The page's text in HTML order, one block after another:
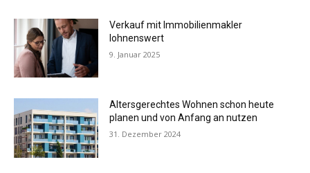
Verkauf mit Immobilienmakler
lohnenswert
9. Januar 2025
Altersgerechtes Wohnen schon heute
planen und von Anfang an nutzen
31. Dezember 2024